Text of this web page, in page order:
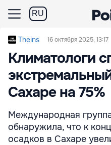
RU
Theins 16 октября 2025, 13:17
Климатологи
Сахаре на 75%
Международная
обнаружила, что к
осадков в Сахаре